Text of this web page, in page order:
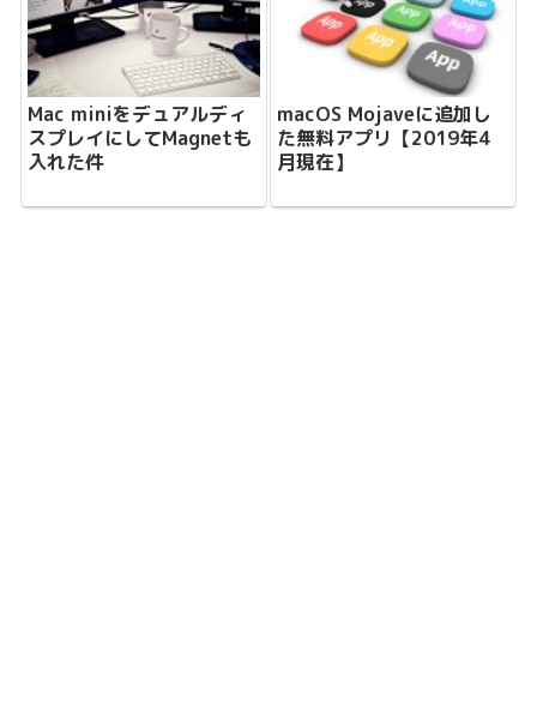
Mac miniをデュアルディ
スプレイにしてMagnetも
入れた件
macOS Mojaveに追加し
た無料アプリ【2019年4
月現在】